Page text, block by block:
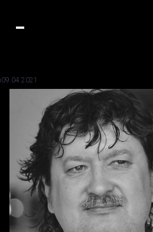
09.04.2021